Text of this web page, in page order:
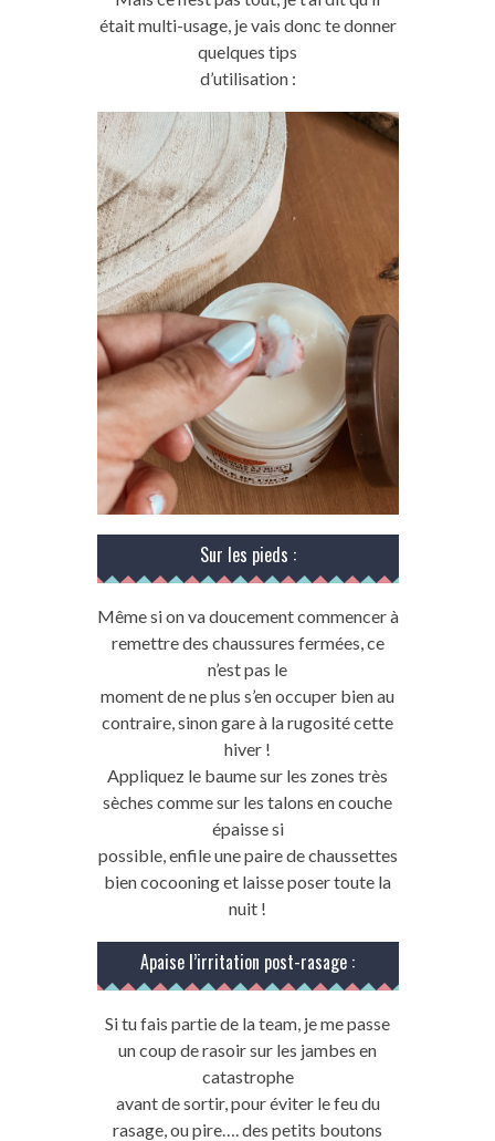
était multi-usage, je vais donc te donner
quelques tips
d’utilisation :
Sur les pieds :
Même si on va doucement commencer à
remettre des chaussures fermées, ce
n’est pas le
moment de ne plus s’en occuper bien au
contraire, sinon gare à la rugosité cette
hiver !
Appliquez le baume sur les zones très
sèches comme sur les talons en couche
épaisse si
possible, enfile une paire de chaussettes
bien cocooning et laisse poser toute la
nuit !
Apaise l’irritation post-rasage :
Si tu fais partie de la team, je me passe
un coup de rasoir sur les jambes en
catastrophe
avant de sortir, pour éviter le feu du
rasage, ou pire…. des petits boutons